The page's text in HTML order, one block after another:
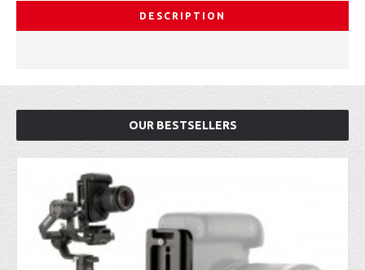
DESCRIPTION
OUR BESTSELLERS